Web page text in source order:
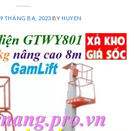
9 THÁNG BA, 2023 BY HUYEN